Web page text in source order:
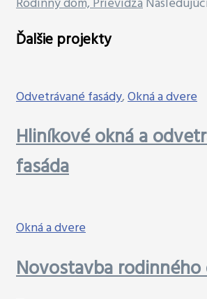
Rodinný dom, PrievidzaNasledujúci
Ďalšie projekty
Odvetrávané fasády,Okná a dvere
Hliníkové okná a
fasáda
Okná a dvere
Novostavba